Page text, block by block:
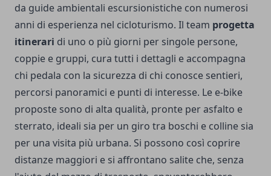
da guide ambientali escursionistiche con numerosi
anni di esperienza nel cicloturismo. Il team progetta
itinerari di uno o più giorni per singole persone,
coppie e gruppi, cura tutti i dettagli e accompagna
chi pedala con la sicurezza di chi conosce sentieri,
percorsi panoramici e punti di interesse. Le e-bike
proposte sono di alta qualità, pronte per asfalto e
sterrato, ideali sia per un giro tra boschi e colline sia
per una visita più urbana. Si possono così coprire
distanze maggiori e si affrontano salite che, senza